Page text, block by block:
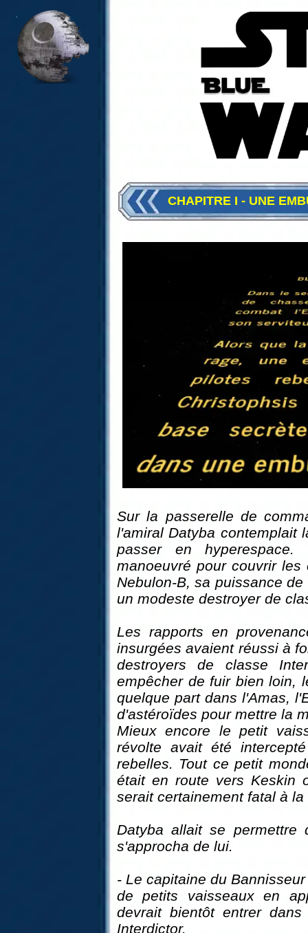
CHAPITRE I - UNE
Sur la passerelle de
l'amiral Datyba contemplait
passer en
manoeuvré pour couvrir
Nebulon-B, sa puissance
un modeste destroyer de
Les rapports en
insurgées avaient réussi à
destroyers de classe
empêcher de fuir bien loin,
quelque part dans l'Amas,
d'astéroïdes pour mettre la
Mieux encore le petit
révolte avait été
rebelles. Tout ce petit
était en route vers Keskin
serait certainement fatal à la
Datyba allait se permettre
s'approcha de lui.
- Le capitaine du
de petits vaisseaux en
devrait bientôt entrer
Interdictor.